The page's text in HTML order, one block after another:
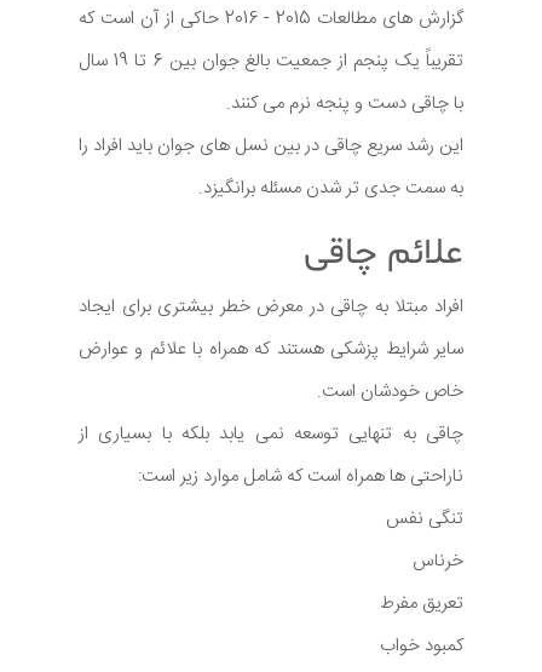
گزارش های مطالعات 2015 - 2016 حاکی از آن است که
تقریباً یک پنجم از جمعیت بالغ جوان بین 6 تا 19 سال
با چاقی دست و پنجه نرم می کنند.
این رشد سریع چاقی در بین نسل های جوان باید افراد را
به سمت جدی تر شدن مسئله برانگیزد.
علائم چاقی
افراد مبتلا به چاقی در معرض خطر بیشتری برای ایجاد
سایر شرایط پزشکی هستند که همراه با علائم و عوارض
خاص خودشان است.
چاقی به تنهایی توسعه نمی یابد بلکه با بسیاری از
ناراحتی ها همراه است که شامل موارد زیر است:
تنگی نفس
خرناس
تعریق مفرط
کمبود خواب